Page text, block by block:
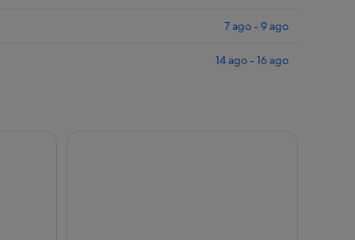
7 ago - 9 ago
14 ago - 16 ago